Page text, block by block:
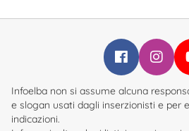
Infoelba su
Infoelba non si assume alcuna
e slogan usati dagli inserzionisti e per
indicazioni.